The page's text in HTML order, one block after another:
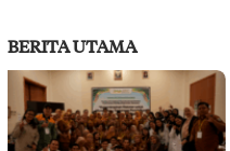
BERITA UTAMA